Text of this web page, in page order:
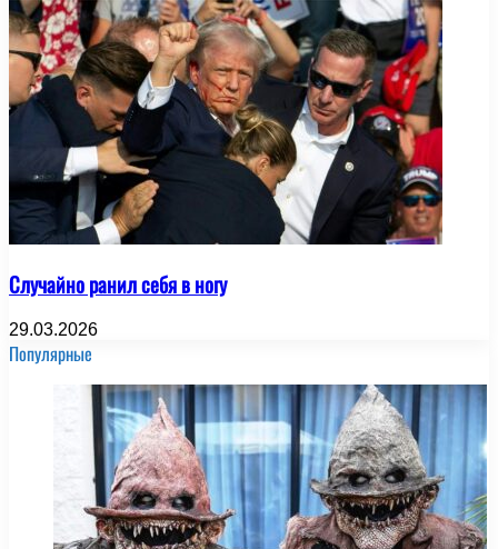
Случайно ранил себя в ногу
29.03.2026
Популярные